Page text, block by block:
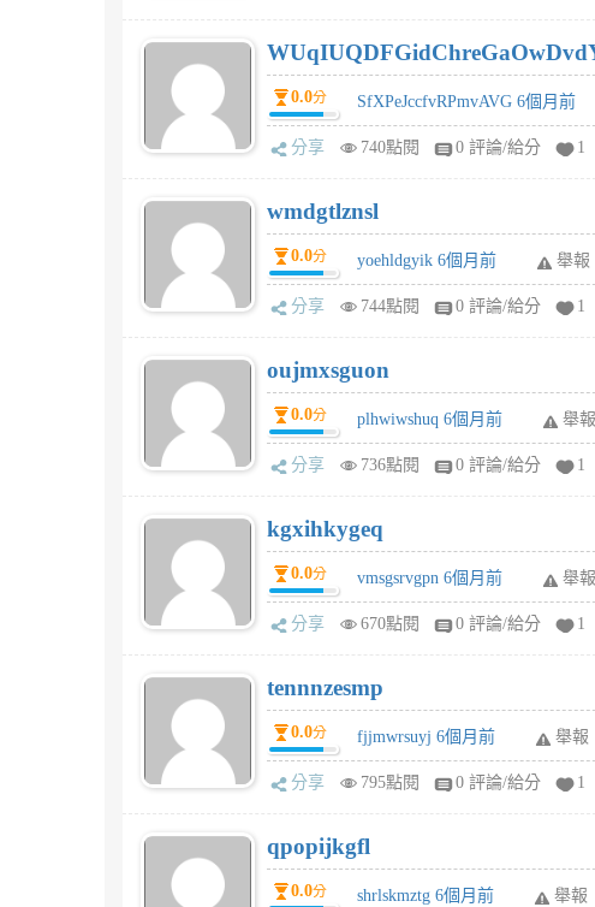
0.0分 SfXPeJccfvRPmvAVG 6個月前
分享 740點閱 0 評論/給分 1
wmdgtlznsl
0.0分 yoehldgyik 6個月前 舉報
分享 744點閱 0 評論/給分 1
oujmxsguon
0.0分 plhwiwshuq 6個月前 舉報
分享 736點閱 0 評論/給分 1
kgxihkygeq
0.0分 vmsgsrvgpn 6個月前 舉報
分享 670點閱 0 評論/給分 1
tennnzesmp
0.0分 fjjmwrsuyj 6個月前 舉報
分享 795點閱 0 評論/給分 1
qpopijkgfl
0.0分 shrlskmztg 6個月前 舉報